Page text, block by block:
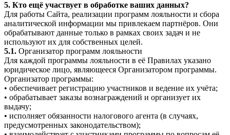
5. Кто ещё участвует в обработке ваших данных?
Для работы Сайта, реализации программ лояльности и сбора
аналитической информации мы привлекаем партнёров. Они
обрабатывают данные только в рамках своих задач и не
используют их для собственных целей.
5.1. Организатор программ лояльности
Для каждой программы лояльности в её Правилах указано
юридическое лицо, являющееся Организатором программы.
Организатор программы:
• обеспечивает регистрацию участников и ведение их учёта;
• обрабатывает заказы вознаграждений и организует их
выдачу;
• исполняет обязанности налогового агента (в случаях,
предусмотренных законодательством);